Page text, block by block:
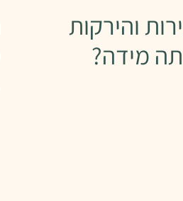
והירקות
מידה?